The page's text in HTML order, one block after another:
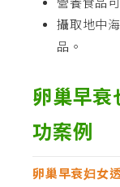
攝取地中
品。
卵巢早衰
功案例
卵巢早衰妇女